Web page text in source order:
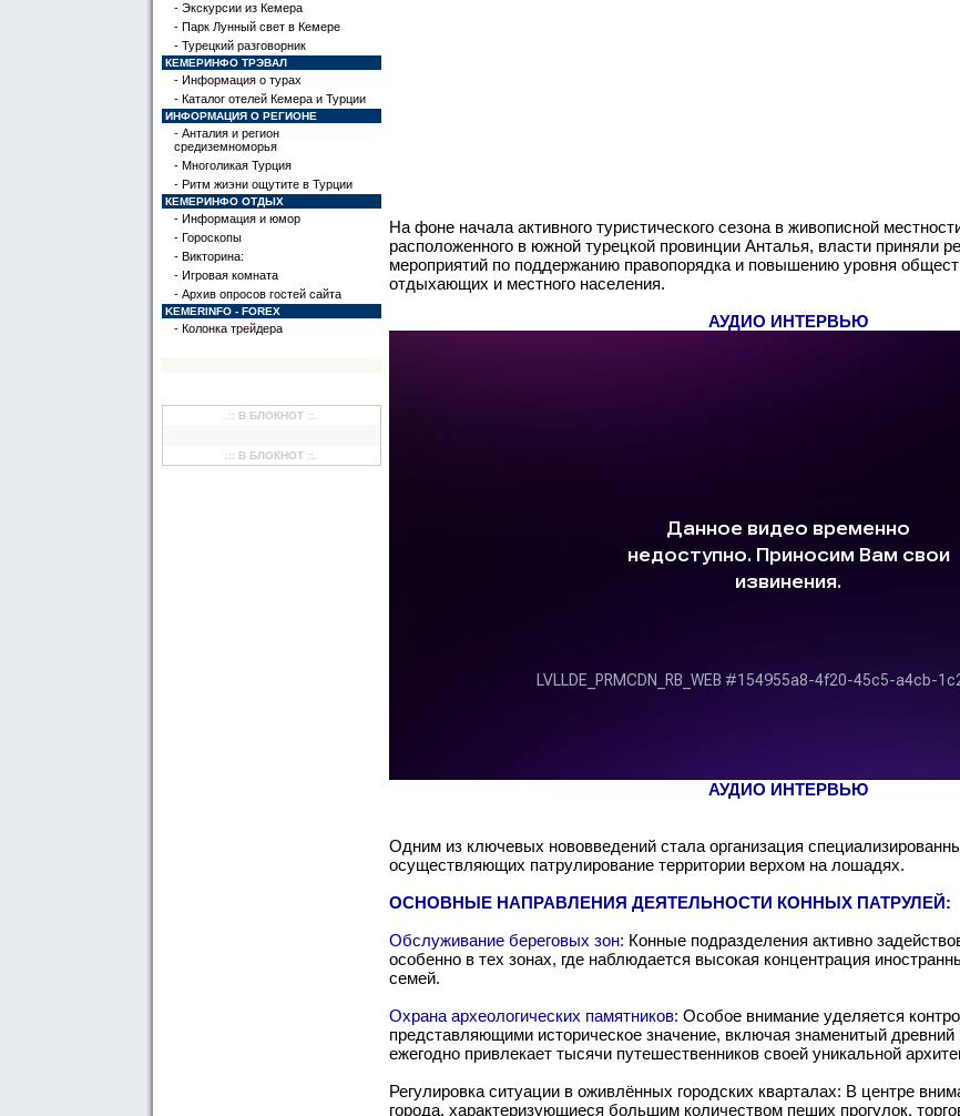
- Экскурсии из Кемера
- Парк Лунный свет в Кемере
- Турецкий разговорник
КЕМЕРИНФО ТРЭВАЛ
- Информация о турах
- Каталог отелей Кемера и Турции
ИНФОРМАЦИЯ О РЕГИОНЕ
- Анталия и регион
средиземноморья
- Многоликая Турция
- Ритм жиэни ощутите в Турции
КЕМЕРИНФО ОТДЫХ
- Информация и юмор
- Гороскопы
- Викторина:
- Игровая комната
- Архив опросов гостей сайта
KEMERINFO - FOREX
- Колонка трейдера
.:: В БЛОКНОТ ::.
.:: В БЛОКНОТ ::.
На фоне начала активного туристического сезона в живописной
расположенного в южной турецкой провинции Анталья, власти приняли
мероприятий по поддержанию правопорядка и повышению уровня
отдыхающих и местного населения.
АУДИО ИНТЕРВЬЮ
АУДИО ИНТЕРВЬЮ
Одним из ключевых нововведений стала организация
осуществляющих патрулирование территории верхом на лошадях.
ОСНОВНЫЕ НАПРАВЛЕНИЯ ДЕЯТЕЛЬНОСТИ КОННЫХ ПАТРУЛЕЙ:
Обслуживание береговых зон: Конные подразделения активно
особенно в тех зонах, где наблюдается высокая концентрация
семей.
Охрана археологических памятников: Особое внимание уделяется
представляющими историческое значение, включая знаменитый
ежегодно привлекает тысячи путешественников своей уникальной
Регулировка ситуации в оживлённых городских кварталах: В центре
города, характеризующиеся большим количеством пеших прогулок,